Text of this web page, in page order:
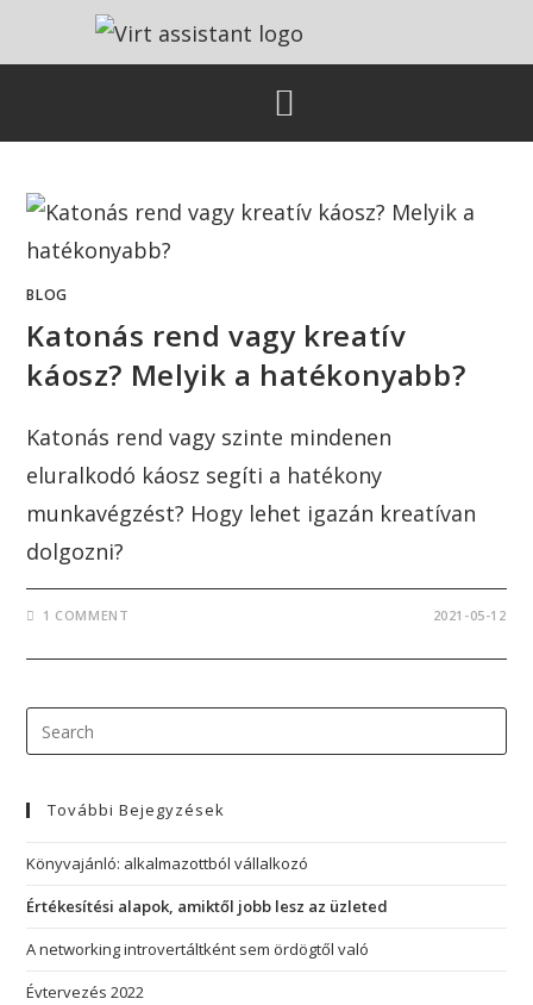
BLOG
Katonás rend vagy kreatív
káosz? Melyik a hatékonyabb?
Katonás rend vagy szinte mindenen
eluralkodó káosz segíti a hatékony
munkavégzést? Hogy lehet igazán kreatívan
dolgozni?
1 COMMENT 2021-05-12
További Bejegyzések
Könyvajánló: alkalmazottból vállalkozó
Értékesítési alapok, amiktől jobb lesz az üzleted
A networking introvertáltként sem ördögtől való
Évtervezés 2022